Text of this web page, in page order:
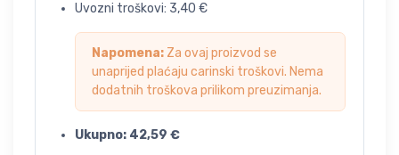
Uvozni troškovi: 3,40 €
Napomena: Za ovaj proizvod se
unaprijed plaćaju carinski troškovi. Nema
dodatnih troškova prilikom preuzimanja.
Ukupno: 42,59 €